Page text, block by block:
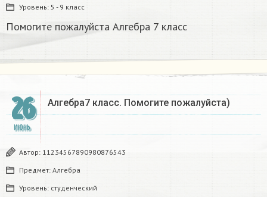
Уровень: 5 - 9 класс
Помогите пожалуйста Алгебра 7 класс​
26
ИЮНЬ
Алгебра7 класс. Помогите пожалуйста)
Автор: 11234567890980876543
Предмет: Алгебра
Уровень: студенческий